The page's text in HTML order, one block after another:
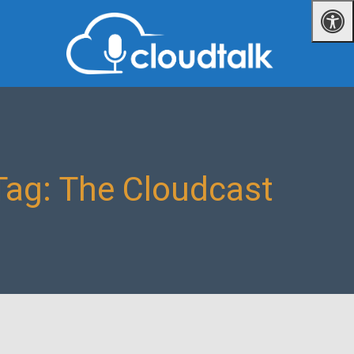
The Cloudcast